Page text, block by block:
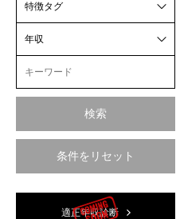
特徴タグ
年収
検索
条件をリセット
適正年収診断